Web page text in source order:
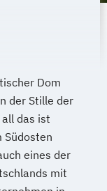
Dom
der Stille der
all das ist
Südosten
eines der
mit